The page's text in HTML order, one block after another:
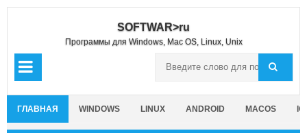
SOFTWAR>ru
Программы для Windows, Mac OS, Linux, Unix
ГЛАВНАЯ WINDOWS LINUX ANDROID MACOS